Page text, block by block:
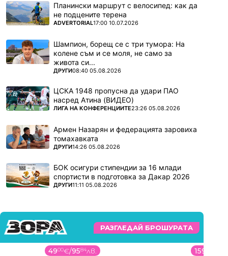
Планински маршрут с велосипед: как да
не подцените терена
ПОВЕЧЕ ОТ
ADVERTORIAL17:00 10.07.2026
Шампион, борещ се с три тумора: На
колене съм и се моля, не само за
живота си...
ПОВЕЧЕ ОТ
ДРУГИ08:40 05.08.2026
ЦСКА 1948 пропусна да удари ПАО
насред Атина (ВИДЕО)
ПОВЕЧЕ ОТ
ЛИГА НА КОНФЕРЕНЦИИТЕ23:26 05.08.2026
Армен Назарян и федерацията заровиха
томахавката
ПОВЕЧЕ ОТ
ДРУГИ14:26 05.08.2026
БОК осигури стипендии за 16 млади
спортисти в подготовка за Дакар 2026
ПОВЕЧЕ ОТ
ДРУГИ11:11 05.08.2026
РАЗГЛЕДАЙ БРОШУРАТА
4900€/9584лв. 159